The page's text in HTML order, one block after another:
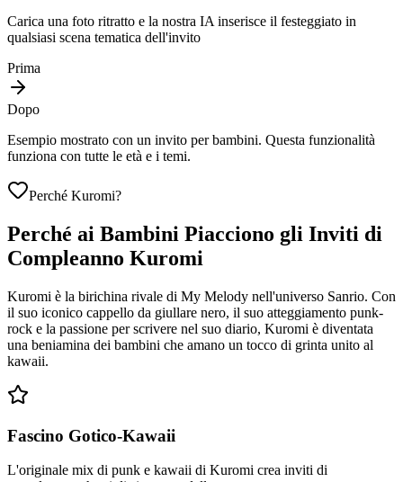
Carica una foto ritratto e la nostra IA inserisce il festeggiato in
qualsiasi scena tematica dell'invito
Prima
Dopo
Esempio mostrato con un invito per bambini. Questa funzionalità
funziona con tutte le età e i temi.
Perché Kuromi?
Perché ai Bambini Piacciono gli Inviti di
Compleanno Kuromi
Kuromi è la birichina rivale di My Melody nell'universo Sanrio. Con
il suo iconico cappello da giullare nero, il suo atteggiamento punk-
rock e la passione per scrivere nel suo diario, Kuromi è diventata
una beniamina dei bambini che amano un tocco di grinta unito al
kawaii.
Fascino Gotico-Kawaii
L'originale mix di punk e kawaii di Kuromi crea inviti di